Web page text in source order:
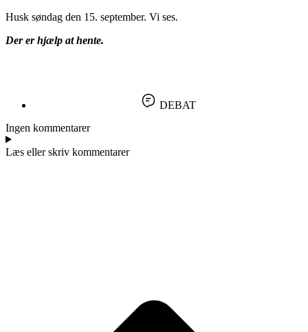
Husk søndag den 15. september. Vi ses.
Der er hjælp at hente.
DEBAT
Ingen kommentarer
Læs eller skriv kommentarer